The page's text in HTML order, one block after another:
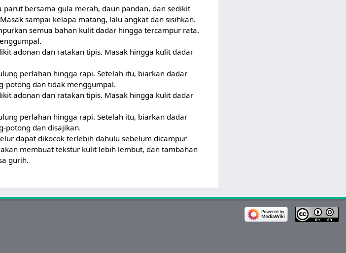
bersama gula merah, daun pandan, dan sedikit
sampai kelapa matang, lalu angkat dan sisihkan.
semua bahan kulit dadar hingga tercampur rata.
adonan dan ratakan tipis. Masak hingga kulit dadar
perlahan hingga rapi. Setelah itu, biarkan dadar
potong dan tidak menggumpal.
adonan dan ratakan tipis. Masak hingga kulit dadar
perlahan hingga rapi. Setelah itu, biarkan dadar
potong dan disajikan.
dapat dikocok terlebih dahulu sebelum dicampur
membuat tekstur kulit lebih lembut, dan tambahan
gurih.